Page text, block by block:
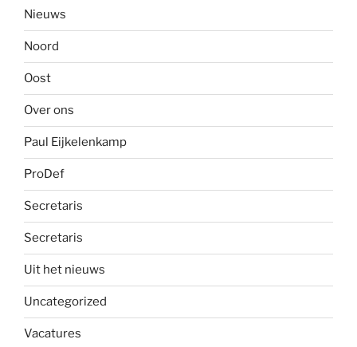
Nieuws
Noord
Oost
Over ons
Paul Eijkelenkamp
ProDef
Secretaris
Secretaris
Uit het nieuws
Uncategorized
Vacatures